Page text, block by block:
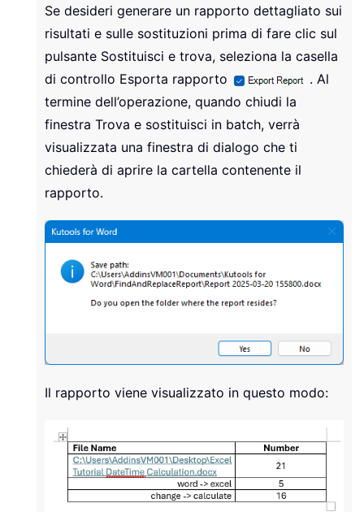
Se desideri generare un rapporto dettagliato sui
risultati e sulle sostituzioni prima di fare clic sul
pulsante Sostituisci e trova, seleziona la casella
di controllo Esporta rapporto
. Al
termine dell’operazione, quando chiudi la
finestra Trova e sostituisci in batch, verrà
visualizzata una finestra di dialogo che ti
chiederà di aprire la cartella contenente il
rapporto.
Il rapporto viene visualizzato in questo modo: